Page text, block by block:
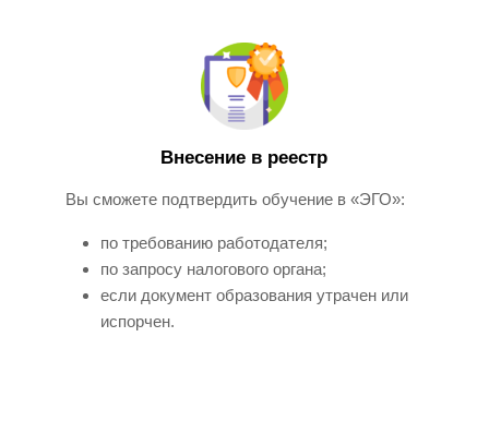
Внесение в реестр
Вы сможете подтвердить обучение в «ЭГО»:
по требованию работодателя;
по запросу налогового органа;
если документ образования утрачен или
испорчен.